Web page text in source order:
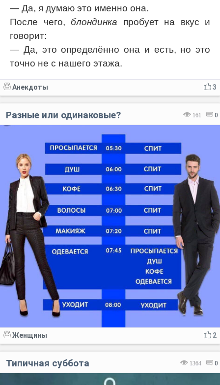
— Да, я думаю это именно она.
После чего, блондинка пробует на вкус и
говорит:
— Да, это определённо она и есть, но это
точно не с нашего этажа.
3
Анекдоты
161 0
Разные или одинаковые?
2
Женщины
1364 0
Типичная суббота